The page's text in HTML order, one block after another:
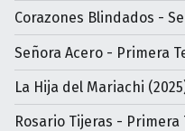
Corazones Blindados -
Señora Acero - Primera
La Hija del Mariachi
Rosario Tijeras - Primera